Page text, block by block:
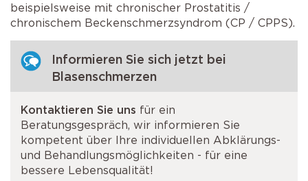
beispielsweise mit chronischer Prostatitis /
chronischem Beckenschmerzsyndrom (CP / CPPS).
Informieren Sie sich jetzt bei
Blasenschmerzen
Kontaktieren Sie uns für ein
Beratungsgespräch, wir informieren Sie
kompetent über Ihre individuellen Abklärungs-
und Behandlungsmöglichkeiten - für eine
bessere Lebensqualität!